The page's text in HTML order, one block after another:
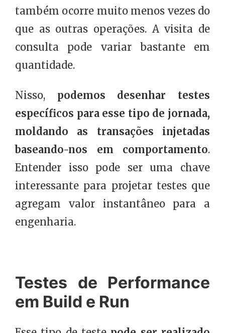
também ocorre muito menos vezes do
que as outras operações. A visita de
consulta pode variar bastante em
quantidade.
Nisso, podemos desenhar testes
específicos para esse tipo de jornada,
moldando as transações injetadas
baseando-nos em comportamento.
Entender isso pode ser uma chave
interessante para projetar testes que
agregam valor instantâneo para a
engenharia.
Testes de Performance
em Build e Run